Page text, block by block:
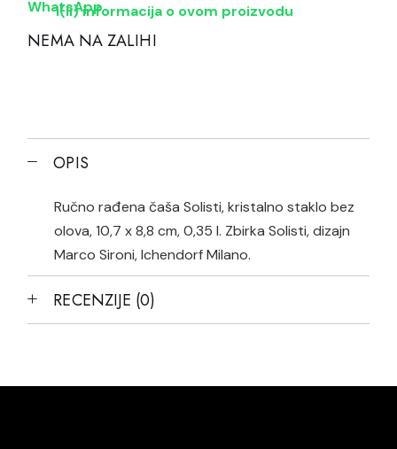
i(li) informacija o ovom proizvodu
NEMA NA ZALIHI
OPIS
Ručno rađena čaša Solisti, kristalno staklo bez
olova, 10,7 x 8,8 cm, 0,35 l. Zbirka Solisti, dizajn
Marco Sironi, Ichendorf Milano.
RECENZIJE (0)